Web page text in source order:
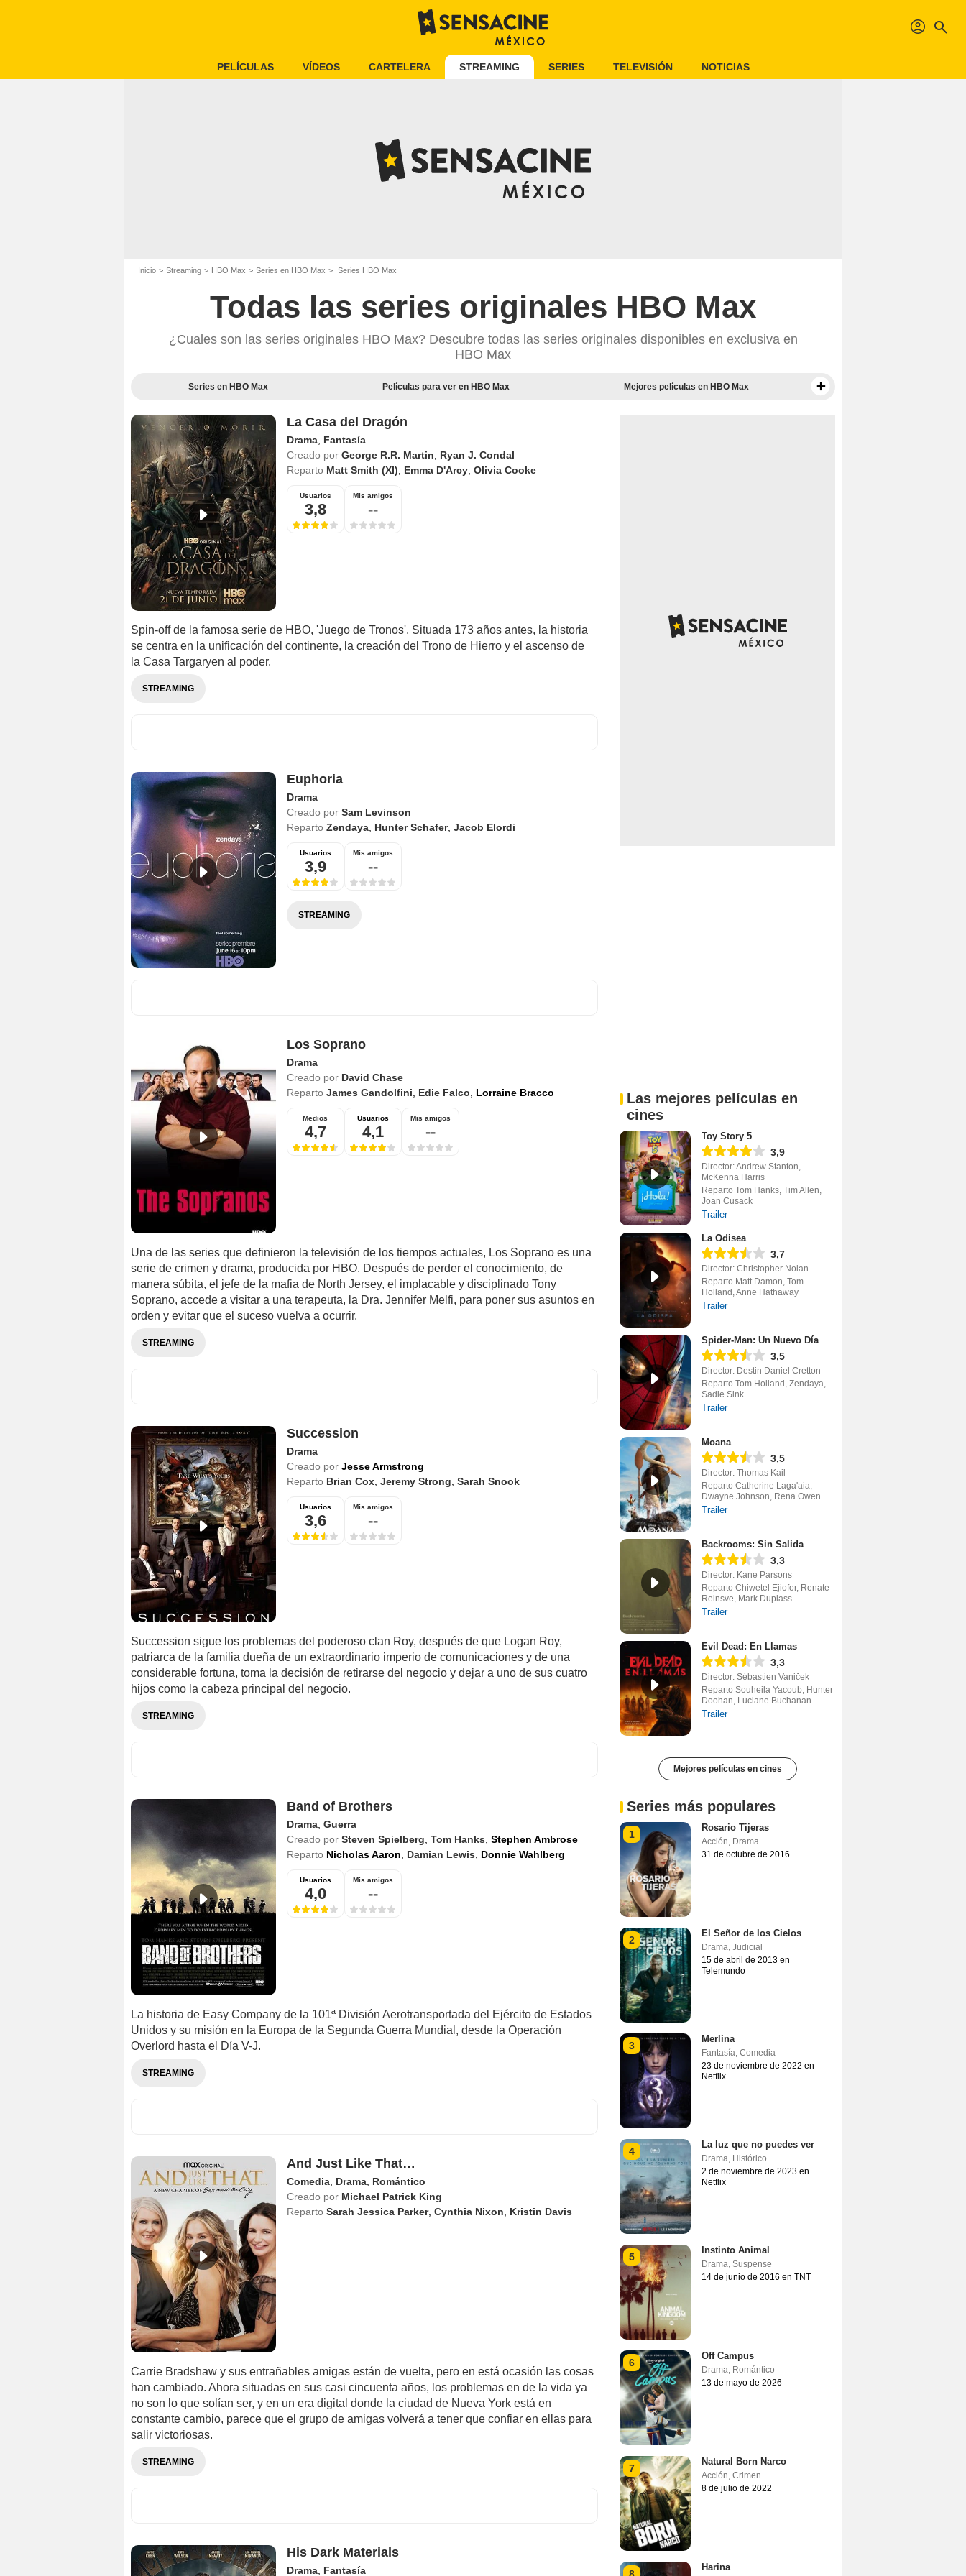
profil search
PELÍCULAS VÍDEOS CARTELERA STREAMING SERIES TELEVISIÓN NOTICIAS
Inicio Streaming HBO Max Series en HBO Max Series HBO Max
Todas las series originales HBO Max
¿Cuales son las series originales HBO Max? Descubre todas las series originales disponibles en exclusiva en
HBO Max
Series en HBO Max Películas para ver en HBO Max Mejores películas en HBO Max
La Casa del Dragón
Drama, Fantasía
Creado por George R.R. Martin
Ryan J. Condal
Reparto Matt Smith (XI) Emma D'Arcy, Olivia Cooke
Usuarios
3,8
Mis amigos
--
Spin-off de la famosa serie de HBO, 'Juego de Tronos'. Situada 173 años antes, la historia
se centra en la unificación del continente, la creación del Trono de Hierro y el ascenso de
la Casa Targaryen al poder.
STREAMING
Euphoria
Drama
Creado por Sam Levinson
Reparto Zendaya, Hunter Schafer, Jacob Elordi
Usuarios
3,9
Mis amigos
--
STREAMING
Los Soprano
Drama
Creado por David Chase
Reparto James Gandolfini Edie Falco Lorraine Bracco
Medios
4,7
Usuarios
4,1
Mis amigos
--
Una de las series que definieron la televisión de los tiempos actuales, Los Soprano es una
serie de crimen y drama, producida por HBO. Después de perder el conocimiento, de
manera súbita, el jefe de la mafia de North Jersey, el implacable y disciplinado Tony
Soprano, accede a visitar a una terapeuta, la Dra. Jennifer Melfi, para poner sus asuntos en
orden y evitar que el suceso vuelva a ocurrir.
STREAMING
Succession
Drama
Creado por Jesse Armstrong
Reparto Brian Cox, Jeremy Strong Sarah Snook
Usuarios
3,6
Mis amigos
--
Succession sigue los problemas del poderoso clan Roy, después de que Logan Roy,
patriarca de la familia dueña de un extraordinario imperio de comunicaciones y de una
considerable fortuna, toma la decisión de retirarse del negocio y dejar a uno de sus cuatro
hijos como la cabeza principal del negocio.
STREAMING
Band of Brothers
Drama, Guerra
Creado por Steven Spielberg Tom Hanks Stephen Ambrose
Reparto Nicholas Aaron Damian Lewis Donnie Wahlberg
Usuarios
4,0
Mis amigos
--
La historia de Easy Company de la 101ª División Aerotransportada del Ejército de Estados
Unidos y su misión en la Europa de la Segunda Guerra Mundial, desde la Operación
Overlord hasta el Día V-J.
STREAMING
And Just Like That…
Comedia, Drama, Romántico
Creado por Michael Patrick King
Reparto Sarah Jessica Parker, Cynthia Nixon Kristin Davis
Carrie Bradshaw y sus entrañables amigas están de vuelta, pero en está ocasión las cosas
han cambiado. Ahora situadas en sus casi cincuenta años, los problemas en de la vida ya
no son lo que solían ser, y en un era digital donde la ciudad de Nueva York está en
constante cambio, parece que el grupo de amigas volverá a tener que confiar en ellas para
salir victoriosas.
STREAMING
His Dark Materials
Drama, Fantasía
Las mejores películas en
cines
Toy Story 5
3,9
Director: Andrew Stanton,
McKenna Harris
Reparto Tom Hanks, Tim Allen,
Joan Cusack
Trailer
La Odisea
3,7
Director: Christopher Nolan
Reparto Matt Damon, Tom
Holland, Anne Hathaway
Trailer
Spider-Man: Un Nuevo Día
3,5
Director: Destin Daniel Cretton
Reparto Tom Holland, Zendaya,
Sadie Sink
Trailer
Moana
3,5
Director: Thomas Kail
Reparto Catherine Laga'aia,
Dwayne Johnson, Rena Owen
Trailer
Backrooms: Sin Salida
3,3
Director: Kane Parsons
Reparto Chiwetel Ejiofor, Renate
Reinsve, Mark Duplass
Trailer
Evil Dead: En Llamas
3,3
Director: Sébastien Vaniček
Reparto Souheila Yacoub, Hunter
Doohan, Luciane Buchanan
Trailer
Mejores películas en cines
Series más populares
1
Rosario Tijeras
Acción, Drama
31 de octubre de 2016
2
El Señor de los Cielos
Drama, Judicial
15 de abril de 2013 en
Telemundo
3
Merlina
Fantasía, Comedia
23 de noviembre de 2022 en
Netflix
4
La luz que no puedes ver
Drama, Histórico
2 de noviembre de 2023 en
Netflix
5
Instinto Animal
Drama, Suspense
14 de junio de 2016 en TNT
6
Off Campus
Drama, Romántico
13 de mayo de 2026
7
Natural Born Narco
Acción, Crimen
8 de julio de 2022
Harina